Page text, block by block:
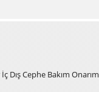
Dış Cephe Bakım Onarım